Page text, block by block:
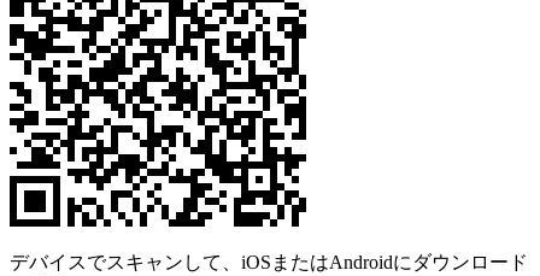
デバイスでスキャンして、iOSまたはAndroidにダウンロード